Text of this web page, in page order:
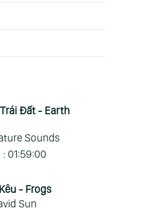
Đất - Earth
Sounds
01:59:00
- Frogs
Sun